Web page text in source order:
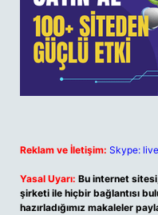
Reklam ve İletişim: Skype:
Yasal Uyarı: Bu internet
şirketi ile hiçbir bağlantısı
hazırladığımız makaleler